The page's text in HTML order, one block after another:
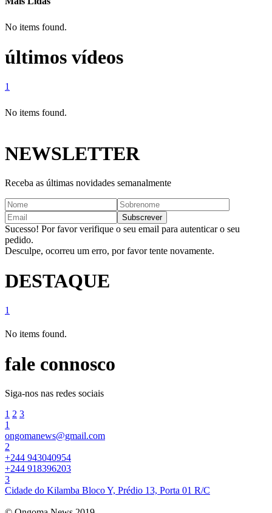
No items found.
últimos vídeos
1
No items found.
NEWSLETTER
Receba as últimas novidades semanalmente
Sucesso! Por favor verifique o seu email para autenticar o seu
pedido.
Desculpe, ocorreu um erro, por favor tente novamente.
DESTAQUE
1
No items found.
fale connosco
Siga-nos nas redes sociais
1 2 3
1
ongomanews@gmail.com
2
+244 943040954
+244 918396203
3
Cidade do Kilamba Bloco Y, Prédio 13, Porta 01 R/C